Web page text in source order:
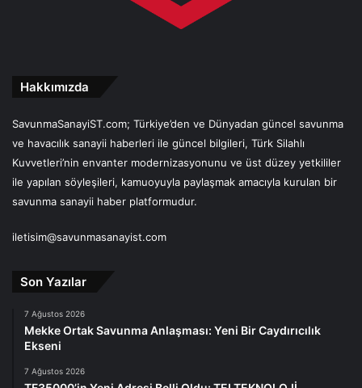
Hakkımızda
SavunmaSanayiST.com; Türkiye’den ve Dünyadan güncel savunma
ve havacılık sanayii haberleri ile güncel bilgileri, Türk Silahlı
Kuvvetleri’nin envanter modernizasyonunu ve üst düzey yetkililer
ile yapılan söyleşileri, kamuoyuyla paylaşmak amacıyla kurulan bir
savunma sanayii haber platformudur.
iletisim@savunmasanayist.com
Son Yazılar
7 Ağustos 2026
Mekke Ortak Savunma Anlaşması: Yeni Bir Caydırıcılık
Ekseni
7 Ağustos 2026